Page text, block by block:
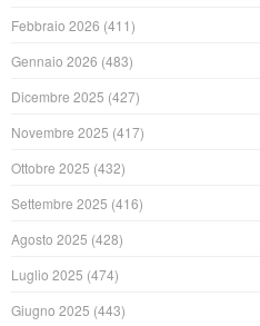
Febbraio 2026 (411)
Gennaio 2026 (483)
Dicembre 2025 (427)
Novembre 2025 (417)
Ottobre 2025 (432)
Settembre 2025 (416)
Agosto 2025 (428)
Luglio 2025 (474)
Giugno 2025 (443)